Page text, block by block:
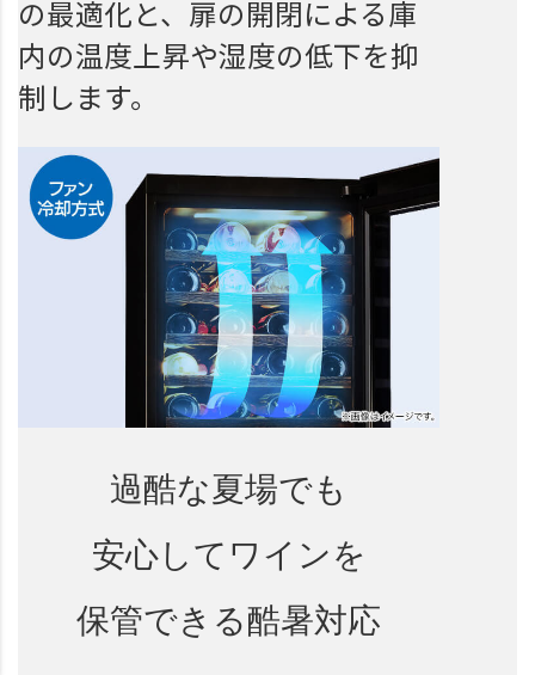
の最適化と、扉の開閉による庫
内の温度上昇や湿度の低下を抑
制します。
過酷な夏場でも
安心してワインを
保管できる酷暑対応